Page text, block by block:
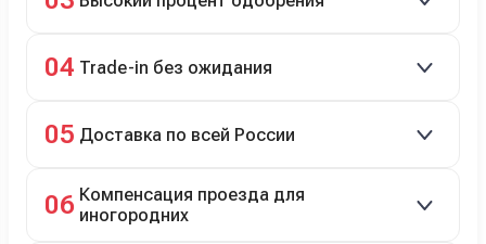
04 Trade-in без ожидания
05 Доставка по всей России
06 Компенсация проезда для
иногородних